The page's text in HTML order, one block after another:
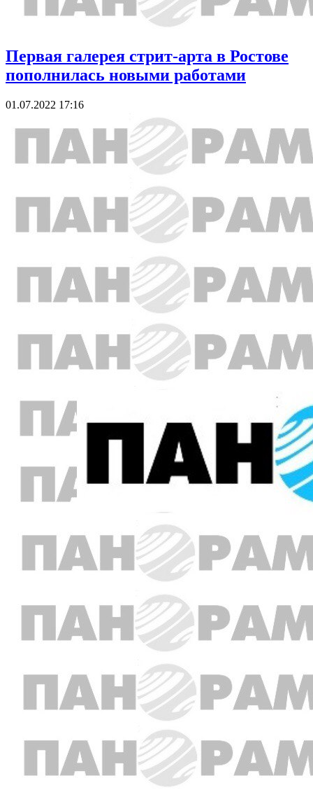
Первая галерея стрит-арта в Ростове
пополнилась новыми работами
01.07.2022 17:16